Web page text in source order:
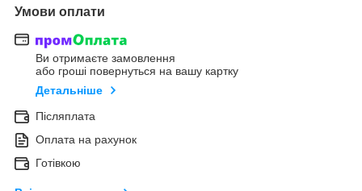
Умови оплати
Ви отримаєте замовлення
або гроші повернуться на вашу картку
Детальніше
Післяплата
Оплата на рахунок
Готівкою